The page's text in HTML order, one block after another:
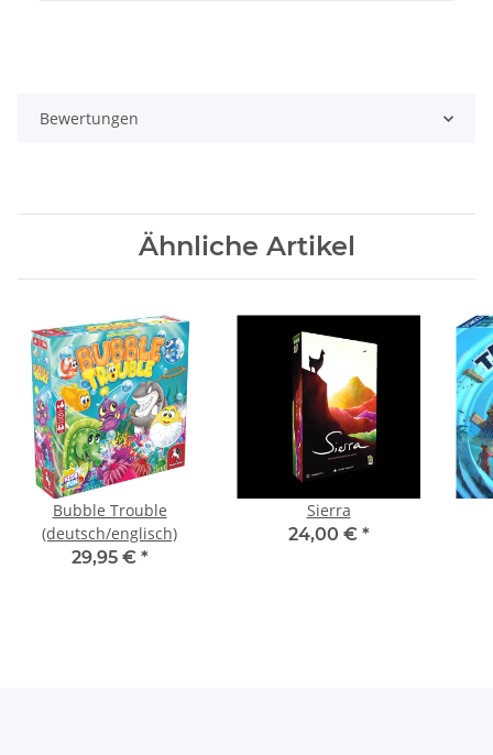
Bewertungen
Ähnliche Artikel
Bubble Trouble
(deutsch/englisch)
29,95 € *
Sierra
24,00 € *